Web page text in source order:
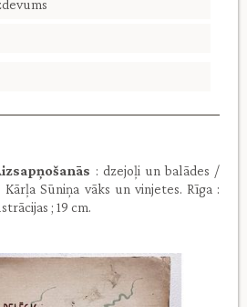
: dzejoļi un balādes /
; Kārļa Sūniņa vāks un vinjetes. Rīga :
; 19 cm.